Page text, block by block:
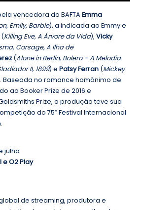
vencedora do BAFTA Emma
Emily, Barbie), a indicada ao Emmy e
(Killing Eve, A Árvore da Vida), Vicky
Corsage, A Ilha de
(Alone in Berlin, Bolero – A Melodia
II, 1899) e Patsy Ferran (Mickey
Baseada no romance homônimo de
ao Booker Prize de 2016 e
Prize, a produção teve sua
do 75º Festival Internacional
julho
e O2 Play
de streaming, produtora e